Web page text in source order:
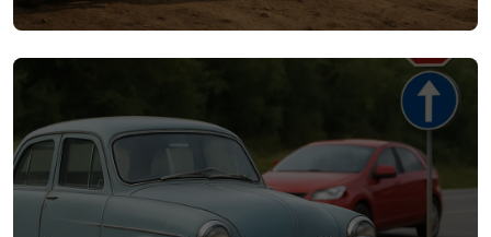
i
s
u